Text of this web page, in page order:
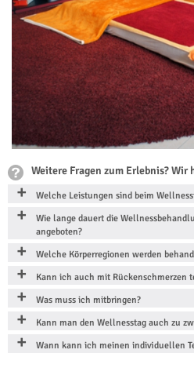
Weitere Fragen zum Erlebnis? Wir
Welche Leistungen sind beim
Wie lange dauert die
angeboten?
Welche Körperregionen werden
Kann ich auch mit Rückenschmerzen
Was muss ich mitbringen?
Kann man den Wellnesstag auch zu
Wann kann ich meinen individuellen